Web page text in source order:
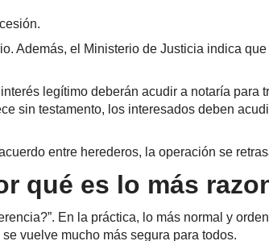
Además, el Ministerio de Justicia indica
legítimo deberán acudir a notaría para
sin testamento, los interesados deben
entre herederos, la operación se
qué es lo más
En la práctica, lo más normal y
vuelve mucho más segura para todos.